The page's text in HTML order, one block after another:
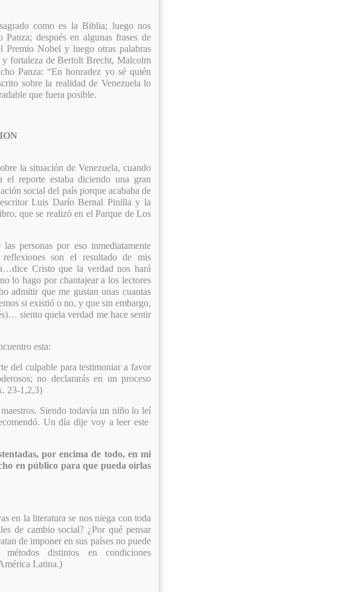
como es la Biblia; luego nos
después en algunas frases de
Nobel y luego otras palabras
fortaleza de Bertolt Brecht, Malcolm
Panza: “En honradez yo sé quién
sobre la realidad de Venezuela lo
que fuera posible.
la situación de Venezuela, cuando
el reporte estaba diciendo una gran
social del país porque acababa de
Luis Darío Bernal Pinilla y la
que se realizó en el Parque de Los
personas por eso inmediatamente
son el resultado de mis
Cristo que la verdad nos hará
lo hago por chantajear a los lectores
admitir que me gustan unas cuantas
si existió o no, y que sin embargo,
siento quela verdad me hace sentir
esta:
del culpable para testimoniar a favor
no declararás en un proceso
23-1,2,3)
Siendo todavía un niño lo leí
Un día dije voy a leer este
por encima de todo, en mi
en público para que pueda oírlas
en la literatura se nos niega con toda
de cambio social? ¿Por qué pensar
de imponer en sus países no puede
distintos en condiciones
Latina.)